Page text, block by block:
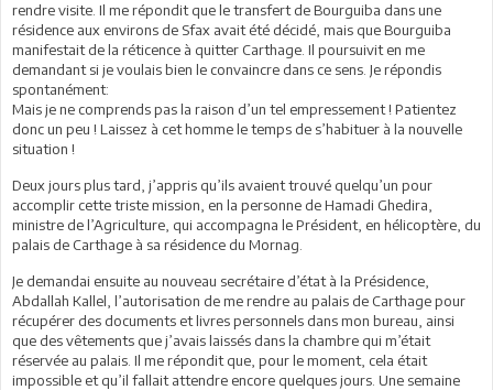
rendre visite. Il me répondit que le transfert de Bourguiba dans une
résidence aux environs de Sfax avait été décidé, mais que Bourguiba
manifestait de la réticence à quitter Carthage. Il poursuivit en me
demandant si je voulais bien le convaincre dans ce sens. Je répondis
spontanément:
Mais je ne comprends pas la raison d’un tel empressement ! Patientez
donc un peu ! Laissez à cet homme le temps de s’habituer à la nouvelle
situation !
Deux jours plus tard, j’appris qu’ils avaient trouvé quelqu’un pour
accomplir cette triste mission, en la personne de Hamadi Ghedira,
ministre de l’Agriculture, qui accompagna le Président, en hélicoptère, du
palais de Carthage à sa résidence du Mornag.
Je demandai ensuite au nouveau secrétaire d’état à la Présidence,
Abdallah Kallel, l’autorisation de me rendre au palais de Carthage pour
récupérer des documents et livres personnels dans mon bureau, ainsi
que des vêtements que j’avais laissés dans la chambre qui m’était
réservée au palais. Il me répondit que, pour le moment, cela était
impossible et qu’il fallait attendre encore quelques jours. Une semaine